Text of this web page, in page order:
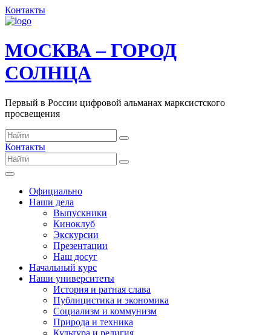
Контакты
МОСКВА – ГОРОД
СОЛНЦА
Первый в России цифровой альманах марксистского
просвещения
Контакты
Официально
Наши дела
Выпускники
Киноклуб
Экскурсии
Презентации
Наш досуг
Начальный курс
Наши университеты
История и ратная слава
Публицистика и экономика
Социализм и коммунизм
Природа и техника
Культура и религия